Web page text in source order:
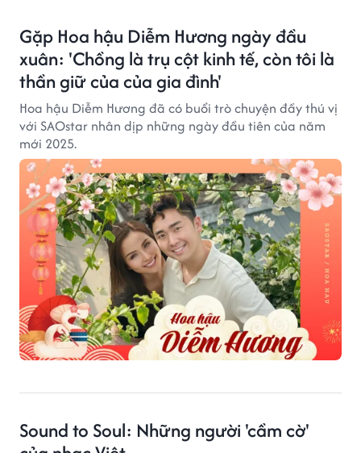
Gặp Hoa hậu Diễm Hương ngày đầu
xuân: 'Chồng là trụ cột kinh tế, còn tôi là
thần giữ của của gia đình'
Hoa hậu Diễm Hương đã có buổi trò chuyện đầy thú vị
với SAOstar nhân dịp những ngày đầu tiên của năm
mới 2025.
Sound to Soul: Những người 'cầm cờ'